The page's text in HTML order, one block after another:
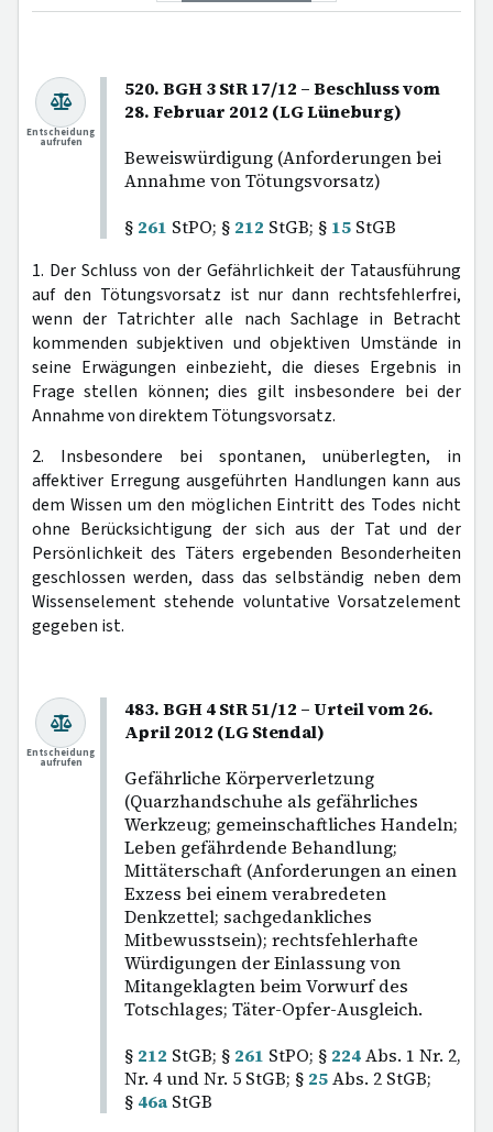
520. BGH 3 StR 17/12 – Beschluss vom
28. Februar 2012 (LG Lüneburg)
Beweiswürdigung (Anforderungen bei
Annahme von Tötungsvorsatz)
§ 261 StPO; § 212 StGB; § 15 StGB
Entscheidung
aufrufen
1. Der Schluss von der Gefährlichkeit der Tatausführung
auf den Tötungsvorsatz ist nur dann rechtsfehlerfrei,
wenn der Tatrichter alle nach Sachlage in Betracht
kommenden subjektiven und objektiven Umstände in
seine Erwägungen einbezieht, die dieses Ergebnis in
Frage stellen können; dies gilt insbesondere bei der
Annahme von direktem Tötungsvorsatz.
2. Insbesondere bei spontanen, unüberlegten, in
affektiver Erregung ausgeführten Handlungen kann aus
dem Wissen um den möglichen Eintritt des Todes nicht
ohne Berücksichtigung der sich aus der Tat und der
Persönlichkeit des Täters ergebenden Besonderheiten
geschlossen werden, dass das selbständig neben dem
Wissenselement stehende voluntative Vorsatzelement
gegeben ist.
483. BGH 4 StR 51/12 – Urteil vom 26.
April 2012 (LG Stendal)
Gefährliche Körperverletzung
(Quarzhandschuhe als gefährliches
Werkzeug; gemeinschaftliches Handeln;
Leben gefährdende Behandlung;
Mittäterschaft (Anforderungen an einen
Exzess bei einem verabredeten
Denkzettel; sachgedankliches
Mitbewusstsein); rechtsfehlerhafte
Würdigungen der Einlassung von
Mitangeklagten beim Vorwurf des
Totschlages; Täter-Opfer-Ausgleich.
§ 212 StGB; § 261 StPO; § 224Abs. 1 Nr. 2,
Nr. 4 und Nr. 5 StGB; § 25Abs. 2 StGB;
§ 46a StGB
Entscheidung
aufrufen